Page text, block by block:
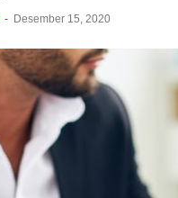
- Desember 15, 2020